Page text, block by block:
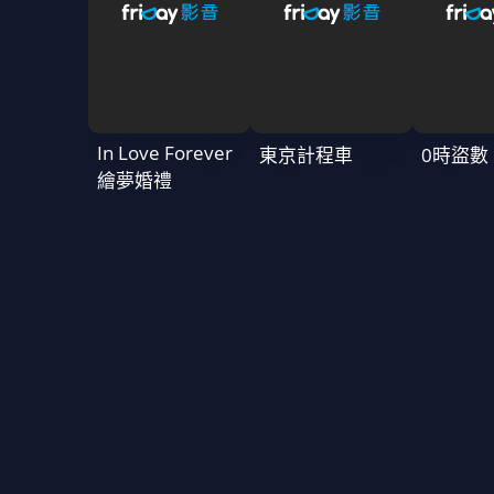
In Love Forever
繪夢婚禮
東京計程車 0時盜數